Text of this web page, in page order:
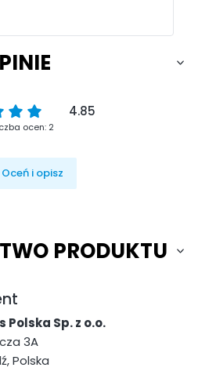
4.85
ocen: 2
Oceń i opisz
PRODUKTU
Polska Sp. z o.o.
3A
Polska